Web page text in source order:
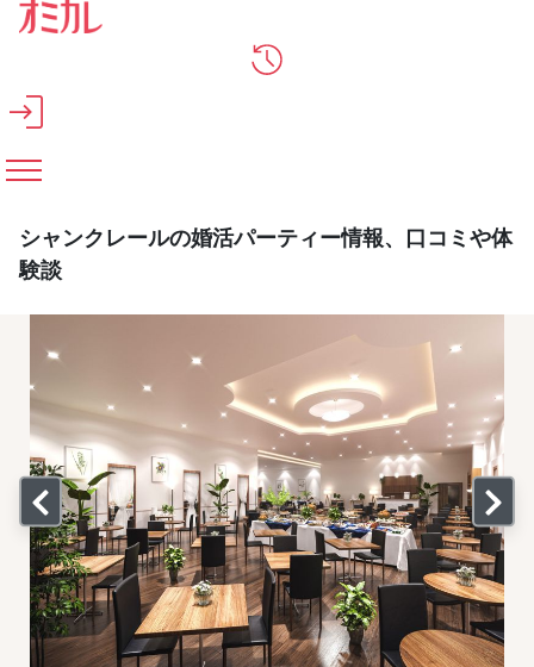
メインコンテンツへスキップ
シャンクレールの婚活パーティー情報、口コミや体
験談